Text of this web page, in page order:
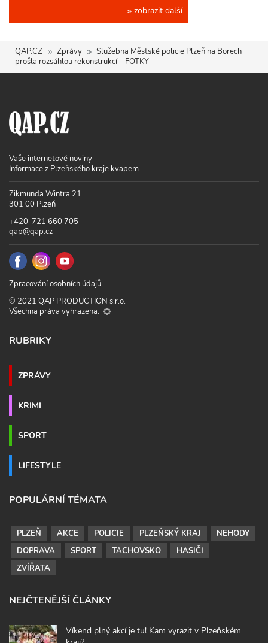
zobrazit další
QAP.CZ Zprávy
Služebna Městské policie Plzeň na Borech
prošla rozsáhlou rekonstrukcí – FOTKY
Vaše internetové noviny
Informace z Plzeňského kraje kvapem
Zikmunda Wintra 21
301 00 Plzeň
+420 721 660 705
qap@qap.cz
Zpracování osobních údajů
© 2021 QAP PRODUCTION s.r.o.
Všechna práva vyhrazena.
RUBRIKY
ZPRÁVY
KRIMI
SPORT
LIFESTYLE
POPULÁRNÍ TÉMATA
PLZEŇ AKCE POLICIE PLZEŇSKÝ KRAJ
NEHODY
DOPRAVA
SPORT TACHOVSKO
HASIČI
ZVÍŘATA
NEJČTENĚJŠÍ ČLÁNKY
Víkend plný akcí je tu! Kam vyrazit v Plzeňském